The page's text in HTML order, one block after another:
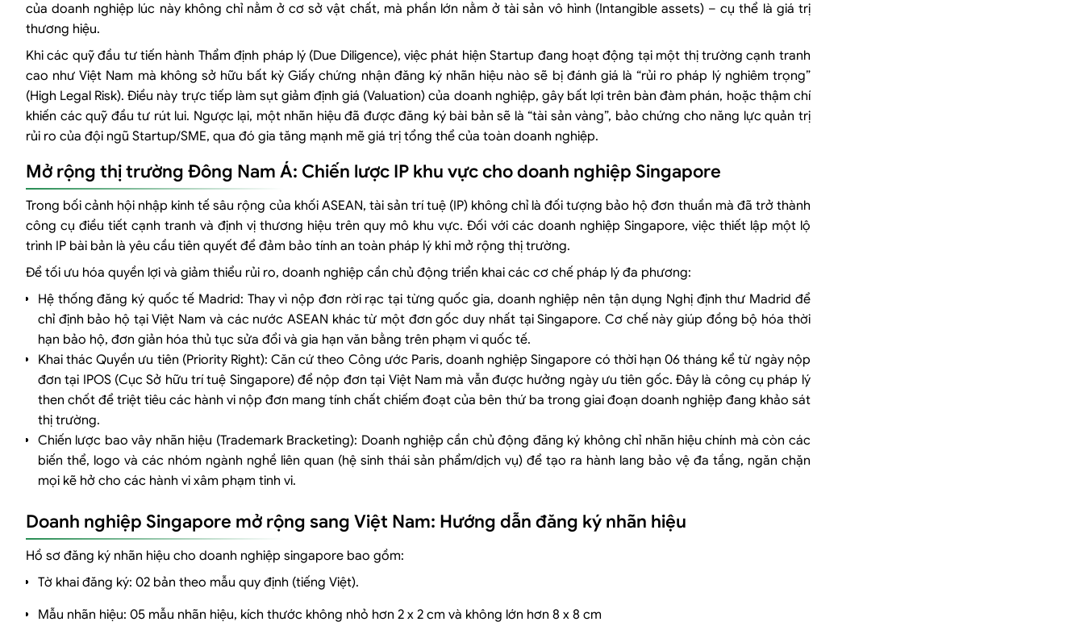
của doanh nghiệp lúc này không chỉ nằm ở cơ sở vật chất, mà phần lớn nằm ở tài sản vô hình (Intangible assets) – cụ thể là giá trị
thương hiệu.
Khi các quỹ đầu tư tiến hành Thẩm định pháp lý (Due Diligence), việc phát hiện Startup đang hoạt động tại một thị trường cạnh tranh
cao như Việt Nam mà không sở hữu bất kỳ Giấy chứng nhận đăng ký nhãn hiệu nào sẽ bị đánh giá là “rủi ro pháp lý nghiêm trọng”
(High Legal Risk). Điều này trực tiếp làm sụt giảm định giá (Valuation) của doanh nghiệp, gây bất lợi trên bàn đàm phán, hoặc thậm chí
khiến các quỹ đầu tư rút lui. Ngược lại, một nhãn hiệu đã được đăng ký bài bản sẽ là “tài sản vàng”, bảo chứng cho năng lực quản trị
rủi ro của đội ngũ Startup/SME, qua đó gia tăng mạnh mẽ giá trị tổng thể của toàn doanh nghiệp.
Mở rộng thị trường Đông Nam Á: Chiến lược IP khu vực cho doanh nghiệp Singapore
Trong bối cảnh hội nhập kinh tế sâu rộng của khối ASEAN, tài sản trí tuệ (IP) không chỉ là đối tượng bảo hộ đơn thuần mà đã trở thành
công cụ điều tiết cạnh tranh và định vị thương hiệu trên quy mô khu vực. Đối với các doanh nghiệp Singapore, việc thiết lập một lộ
trình IP bài bản là yêu cầu tiên quyết để đảm bảo tính an toàn pháp lý khi mở rộng thị trường.
Để tối ưu hóa quyền lợi và giảm thiểu rủi ro, doanh nghiệp cần chủ động triển khai các cơ chế pháp lý đa phương:
Hệ thống đăng ký quốc tế Madrid: Thay vì nộp đơn rời rạc tại từng quốc gia, doanh nghiệp nên tận dụng Nghị định thư Madrid để
chỉ định bảo hộ tại Việt Nam và các nước ASEAN khác từ một đơn gốc duy nhất tại Singapore. Cơ chế này giúp đồng bộ hóa thời
hạn bảo hộ, đơn giản hóa thủ tục sửa đổi và gia hạn văn bằng trên phạm vi quốc tế.
Khai thác Quyền ưu tiên (Priority Right): Căn cứ theo Công ước Paris, doanh nghiệp Singapore có thời hạn 06 tháng kể từ ngày nộp
đơn tại IPOS (Cục Sở hữu trí tuệ Singapore) để nộp đơn tại Việt Nam mà vẫn được hưởng ngày ưu tiên gốc. Đây là công cụ pháp lý
then chốt để triệt tiêu các hành vi nộp đơn mang tính chất chiếm đoạt của bên thứ ba trong giai đoạn doanh nghiệp đang khảo sát
thị trường.
Chiến lược bao vây nhãn hiệu (Trademark Bracketing): Doanh nghiệp cần chủ động đăng ký không chỉ nhãn hiệu chính mà còn các
biến thể, logo và các nhóm ngành nghề liên quan (hệ sinh thái sản phẩm/dịch vụ) để tạo ra hành lang bảo vệ đa tầng, ngăn chặn
mọi kẽ hở cho các hành vi xâm phạm tinh vi.
Doanh nghiệp Singapore mở rộng sang Việt Nam: Hướng dẫn đăng ký nhãn hiệu
Hồ sơ đăng ký nhãn hiệu cho doanh nghiệp singapore bao gồm:
Tờ khai đăng ký: 02 bản theo mẫu quy định (tiếng Việt).
Mẫu nhãn hiệu: 05 mẫu nhãn hiệu, kích thước không nhỏ hơn 2 x 2 cm và không lớn hơn 8 x 8 cm